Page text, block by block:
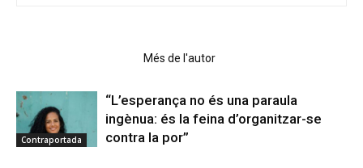
Més de l'autor
Contraportada
“L’esperança no és una paraula
ingènua: és la feina d’organitzar-se
contra la por”